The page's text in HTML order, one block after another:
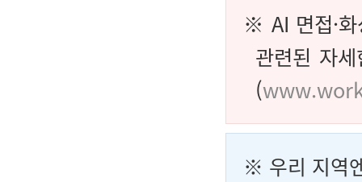
※ AI 면접·
관련된 자
(
※ 우리 지역